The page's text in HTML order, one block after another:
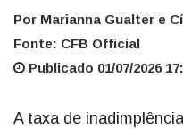
Por Marianna Gualter e
Fonte: CFB Official
Publicado 01/07/2026
A taxa de